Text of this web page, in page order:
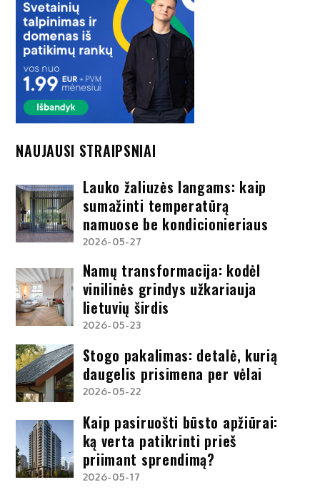
NAUJAUSI STRAIPSNIAI
Lauko žaliuzės langams: kaip
sumažinti temperatūrą
namuose be kondicionieriaus
2026-05-27
Namų transformacija: kodėl
vinilinės grindys užkariauja
lietuvių širdis
2026-05-23
Stogo pakalimas: detalė, kurią
daugelis prisimena per vėlai
2026-05-22
Kaip pasiruošti būsto apžiūrai:
ką verta patikrinti prieš
priimant sprendimą?
2026-05-17